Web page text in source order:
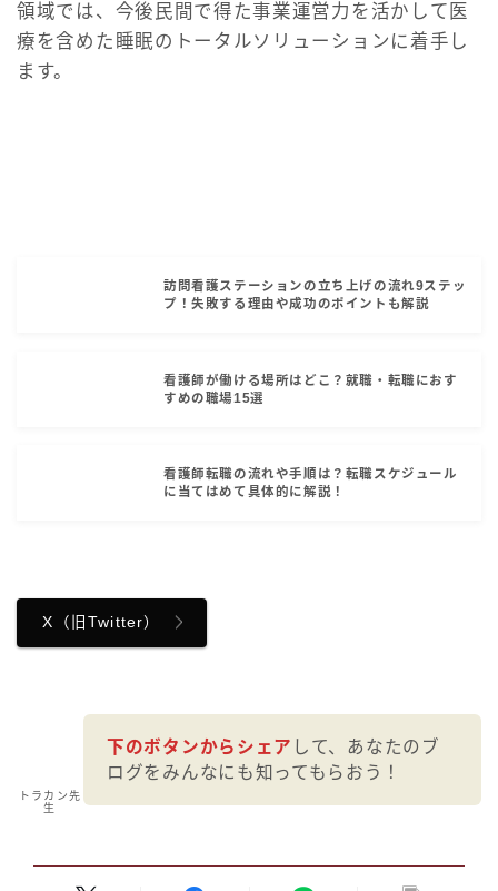
領域では、今後民間で得た事業運営力を活かして医
療を含めた睡眠のトータルソリューションに着手し
ます。
訪問看護ステーションの立ち上げの流れ9ステッ
プ！失敗する理由や成功のポイントも解説
看護師が働ける場所はどこ？就職・転職におす
すめの職場15選
看護師転職の流れや手順は？転職スケジュール
に当てはめて具体的に解説！
X（旧Twitter）
トラカン先
生
下のボタンからシェア して、あなたのブ
ログをみんなにも知ってもらおう！